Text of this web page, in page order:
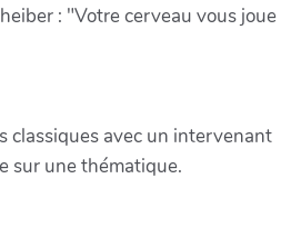
: "Votre cerveau vous joue
classiques avec un intervenant
sur une thématique.